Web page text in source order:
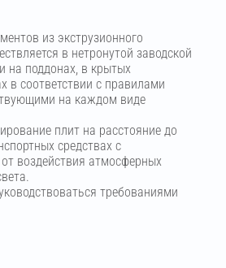
из экструзионного
в нетронутой заводской
на поддонах, в крытых
в соответствии с правилами
на каждом виде
плит на расстояние до
средствах с
воздействия атмосферных
требованиями